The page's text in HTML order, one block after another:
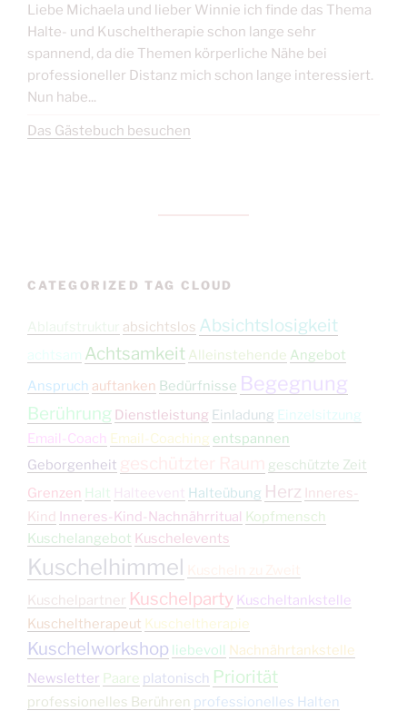
Liebe Michaela und lieber Winnie ich finde das Thema
Halte- und Kuscheltherapie schon lange sehr
spannend, da die Themen körperliche Nähe bei
professioneller Distanz mich schon lange interessiert.
Nun habe...
Das Gästebuch besuchen
CATEGORIZED TAG CLOUD
absichtslos Absichtslosigkeit
achtsam Achtsamkeit Alleinstehende Angebot
Anspruch auftanken Bedürfnisse Begegnung
Berührung Dienstleistung Einladung Einzelsitzung
Email-Coach Email-Coaching entspannen
Geborgenheit
geschützte Zeit
Grenzen Halt Halteevent Halteübung Herz Inneres-
Kind Inneres-Kind-Nachnährritual Kopfmensch
Kuschelangebot Kuschelevents
Kuschelhimmel
Kuschelpartner Kuschelparty Kuscheltankstelle
Kuscheltherapeut Kuscheltherapie
Kuschelworkshop liebevoll Nachnährtankstelle
Newsletter Paare platonisch Priorität
professionelles Berühren professionelles Halten